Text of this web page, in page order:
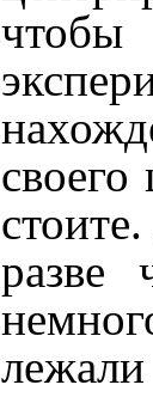
разве